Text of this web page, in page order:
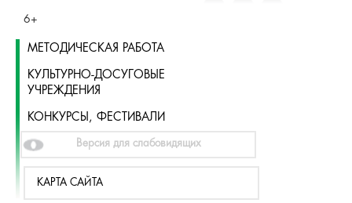
6+
МЕТОДИЧЕСКАЯ РАБОТА
КУЛЬТУРНО-ДОСУГОВЫЕ
УЧРЕЖДЕНИЯ
КОНКУРСЫ, ФЕСТИВАЛИ
Версия для слабовидящих
КАРТА САЙТА